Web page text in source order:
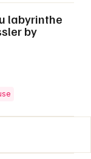
labyrinthe
by